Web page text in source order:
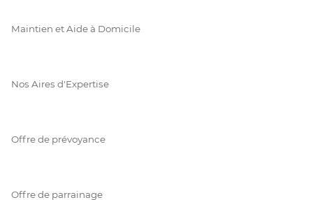
Maintien et Aide à Domicile
Nos Aires d'Expertise
Offre de prévoyance
Offre de parrainage